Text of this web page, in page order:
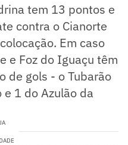
tem 13 pontos e
contra o Cianorte
Em caso
e Foz do Iguaçu têm
de gols - o Tubarão
1 do Azulão da